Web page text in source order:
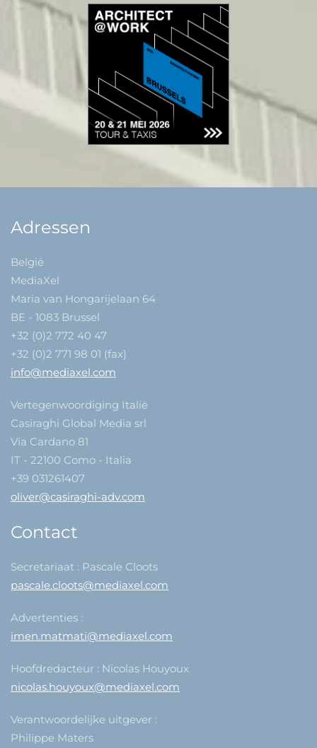
Adressen
België
MediaXel
Maria van Hongarijelaan 64
BE - 1083 Brussel
+32 (0)2 772 40 47
+32 (0)2 771 98 01 (fax)
info@mediaxel.com
Vertegenwoordiging Italië
Casiraghi Global Media srl
Via Cardano 81
IT - 22100 Como - Italia
+39 031261407
oliver@casiraghi-adv.com
Contact
Secretariaat : Pascale Cloots
pascale.cloots@mediaxel.com
Advertenties :
imen.matmati@mediaxel.com
Hoofdredacteur : Nicolas Houyoux
nicolas.houyoux@mediaxel.com
Verantwoordelijke uitgever :
Philippe Maters